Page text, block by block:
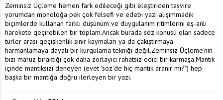
Zeminsiz Üçleme hemen fark edileceği gibi eleştiriden tasvire
yorumdan monoloğa pek çok felsefi ve edebi yazı alışımmadık
biçimlerde kullanan farklı düşünüm ve duygulanım ritimlerini eş-anlı
harekete geçirebilen bir toplam.Ancak burada söz konusu olan sadece
türler arası geçişkenlik sınır kaymaları ya da çakıştırmaya
harmanlamaya dayalı bir kurgulama tekniği değil.Zeminsiz Üçleme'nin
bizi maruz bıraktığı çok daha zorlayıcı rahatsız edici bir karmaşa.Mantık
içinde mantıksızı deneyen (evet "söz'de hiç mantık aranır mı?") hep
başka bir mantığa doğru ilerleyen bir yazı.